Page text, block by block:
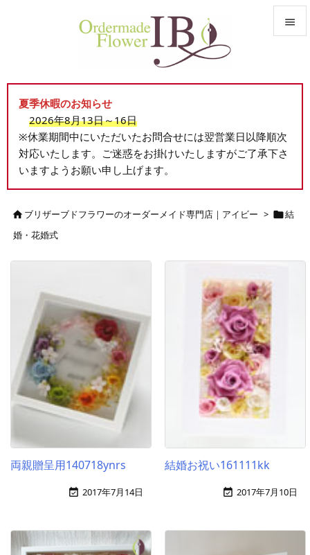


前へ

検索
夏季休暇のお知らせ
2026年8月13日～16日
※休業期間中にいただいたお問合せには翌営業日以降順次
対応いたします。ご迷惑をお掛けいたしますがご了承下さ
いますようお願い申し上げます。
ブリザーブドフラワーのオーダーメイド専門店｜アイビー > 結
婚・花婚式
両親贈呈用140718ynrs
 2017年7月14日
結婚お祝い161111kk
 2017年7月10日